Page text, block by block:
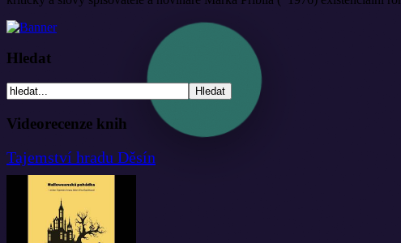
Hledat
Videorecenze knih
Tajemství hradu Děsín